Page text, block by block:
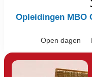
Opleidingen MBO
Open dagen